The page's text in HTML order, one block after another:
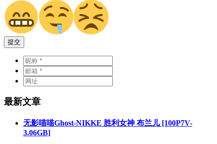
提交
最新文章
无影喵喵Ghost-NIKKE 胜利女神 布兰儿 [100P7V-
3.06GB]